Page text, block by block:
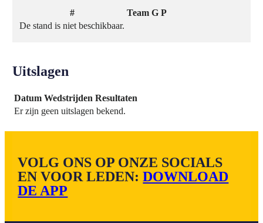
# Team G P
De stand is niet beschikbaar.
Uitslagen
Datum Wedstrijden Resultaten
Er zijn geen uitslagen bekend.
VOLG ONS OP ONZE SOCIALS
EN VOOR LEDEN:DOWNLOAD
DE APP